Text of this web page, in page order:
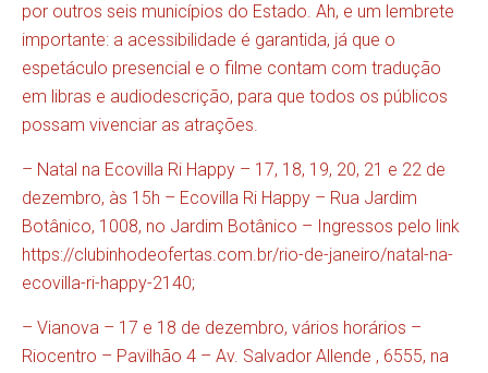
por outros seis municípios do Estado. Ah, e um lembrete
importante: a acessibilidade é garantida, já que o
espetáculo presencial e o filme contam com tradução
em libras e audiodescrição, para que todos os públicos
possam vivenciar as atrações.
– Natal na Ecovilla Ri Happy – 17, 18, 19, 20, 21 e 22 de
dezembro, às 15h – Ecovilla Ri Happy – Rua Jardim
Botânico, 1008, no Jardim Botânico – Ingressos pelo link
https://clubinhodeofertas.com.br/rio-de-janeiro/natal-na-
ecovilla-ri-happy-2140;
– Vianova – 17 e 18 de dezembro, vários horários –
Riocentro – Pavilhão 4 – Av. Salvador Allende , 6555, na